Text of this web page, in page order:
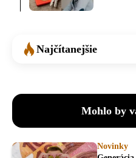
Najčítanejšie
Mohlo by
Novinky